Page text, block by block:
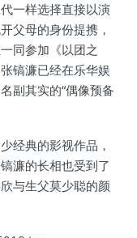
一样选择直接以演
父母的身份提携，
同参加《以团之
镐濂已经在乐华娱
副其实的“偶像预备
经典的影视作品，
濂的长相也受到了
与生父莫少聪的颜